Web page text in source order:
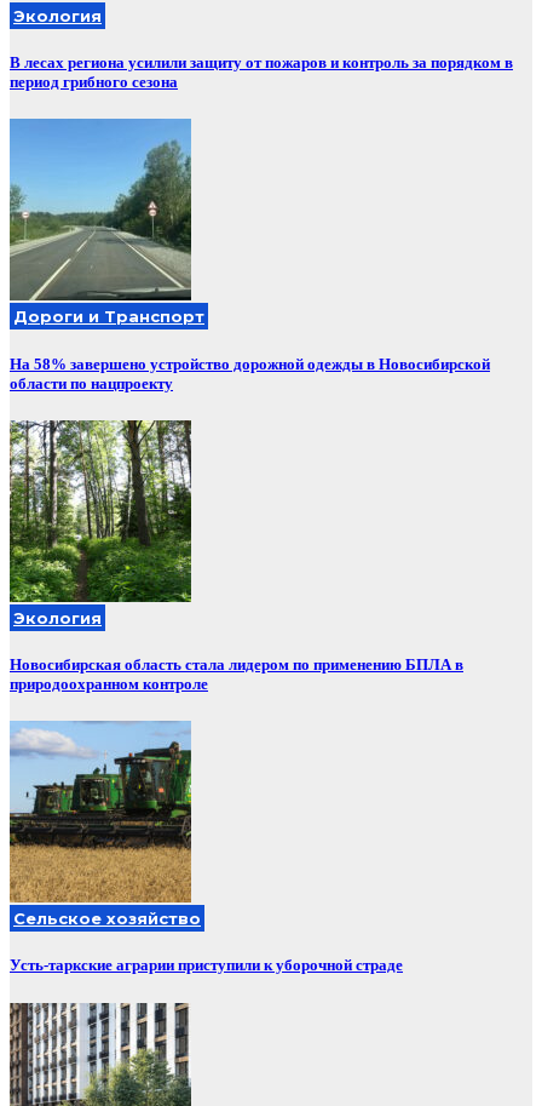
Экология
В лесах региона усилили защиту от пожаров и контроль за порядком в
период грибного сезона
Дороги и Транспорт
На 58% завершено устройство дорожной одежды в Новосибирской
области по нацпроекту
Экология
Новосибирская область стала лидером по применению БПЛА в
природоохранном контроле
Сельское хозяйство
Усть-таркские аграрии приступили к уборочной страде